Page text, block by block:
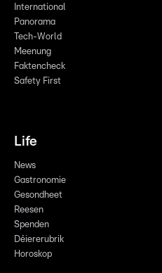
International
Panorama
Tech-World
Meenung
Faktencheck
Safety First
Life
News
Gastronomie
Gesondheet
Reesen
Spenden
Déiererubrik
Horoskop